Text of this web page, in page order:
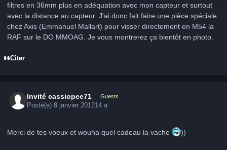
filtres en 36mm plus en adéquation avec mon capteur et surtout
avec la distance au capteur. J'ai donc fait faire une pièce spéciale
chez Axis (Emmanuel Mallart) pour visser directement en M54 la
RAF sur le DO MMOAG. Je vous montrerez ça bientôt en photo.
Citer
Invité cassiopee71 Guests
Posté(e)8 janvier 201214 a
Merci de tes voeux et wouha quel cadeau la vache ))